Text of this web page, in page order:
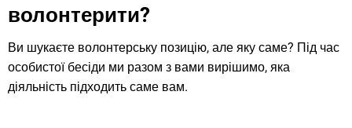
волонтерити?
Ви шукаєте волонтерську позицію, але яку саме? Під час
особистої бесіди ми разом з вами вирішимо, яка
діяльність підходить саме вам.